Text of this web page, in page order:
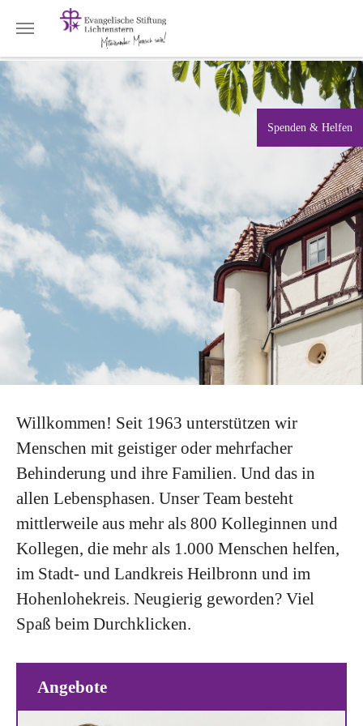
Zum Hauptinhalt springen
Spenden & Helfen
Willkommen! Seit 1963 unterstützen wir
Menschen mit geistiger oder mehrfacher
Behinderung und ihre Familien. Und das in
allen Lebensphasen. Unser Team besteht
mittlerweile aus mehr als 800 Kolleginnen und
Kollegen, die mehr als 1.000 Menschen helfen,
im Stadt- und Landkreis Heilbronn und im
Hohenlohekreis. Neugierig geworden? Viel
Spaß beim Durchklicken.
Angebote